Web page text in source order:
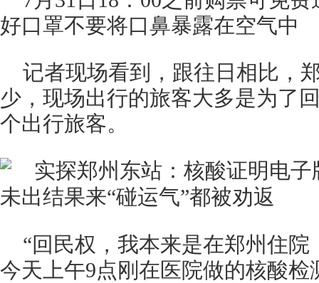
好口罩不要将口鼻暴露在空气中
记者现场看到，跟往日相比，
少，现场出行的旅客大多是为了
个出行旅客。
“回民权，我本来是在郑州住
今天上午9点刚在医院做的核酸检